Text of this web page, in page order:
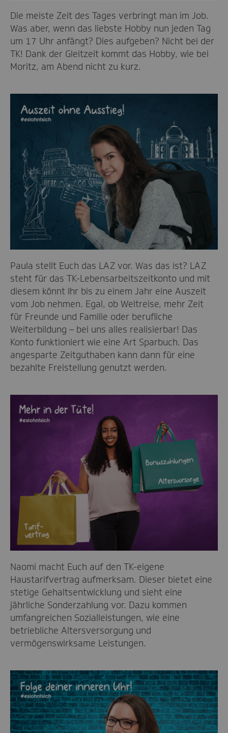
Die meiste Zeit des Tages verbringt man im Job.
Was aber, wenn das liebste Hobby nun jeden Tag
um 17 Uhr anfängt? Dies aufgeben? Nicht bei der
TK! Dank der Gleitzeit kommt das Hobby, wie bei
Moritz, am Abend nicht zu kurz.
Paula stellt Euch das LAZ vor. Was das ist? LAZ
steht für das TK-Lebensarbeitszeitkonto und mit
diesem könnt Ihr bis zu einem Jahr eine Auszeit
vom Job nehmen. Egal, ob Weltreise, mehr Zeit
für Freunde und Familie oder berufliche
Weiterbildung – bei uns alles realisierbar! Das
Konto funktioniert wie eine Art Sparbuch. Das
angesparte Zeitguthaben kann dann für eine
bezahlte Freistellung genutzt werden.
Naomi macht Euch auf den TK-eigene
Haustarifvertrag aufmerksam. Dieser bietet eine
stetige Gehaltsentwicklung und sieht eine
jährliche Sonderzahlung vor. Dazu kommen
umfangreichen Sozialleistungen, wie eine
betriebliche Altersversorgung und
vermögenswirksame Leistungen.